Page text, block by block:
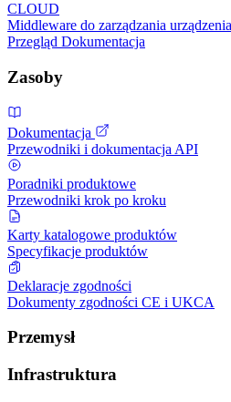
CLOUD
Middleware do zarządzania
Przegląd Dokumentacja
Zasoby
Dokumentacja
Przewodniki i dokumentacja API
Poradniki produktowe
Przewodniki krok po kroku
Karty katalogowe produktów
Specyfikacje produktów
Deklaracje zgodności
Dokumenty zgodności CE i UKCA
Przemysł
Infrastruktura